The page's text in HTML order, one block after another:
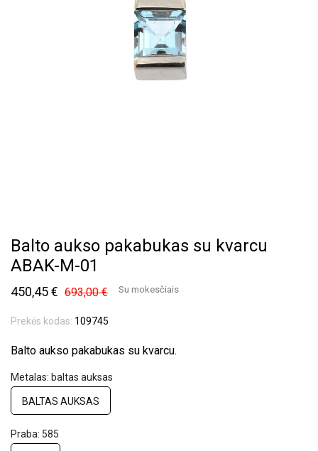
Balto aukso pakabukas su kvarcu
ABAK-M-01
450,45 € 693,00 € Su mokesčiais
Prekės kodas: 109745
Balto aukso pakabukas su kvarcu.
Metalas: baltas auksas
BALTAS AUKSAS
Praba: 585